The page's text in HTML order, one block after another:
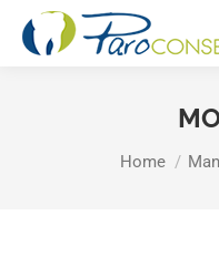
You are
Home